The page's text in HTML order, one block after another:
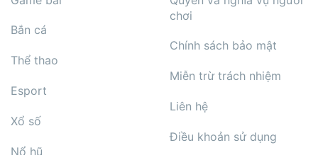
Bắn cá
Thể thao
Esport
Xổ số
Nổ hũ
chơi
Chính sách bảo mật
Miễn trừ trách nhiệm
Liên hệ
Điều khoản sử dụng